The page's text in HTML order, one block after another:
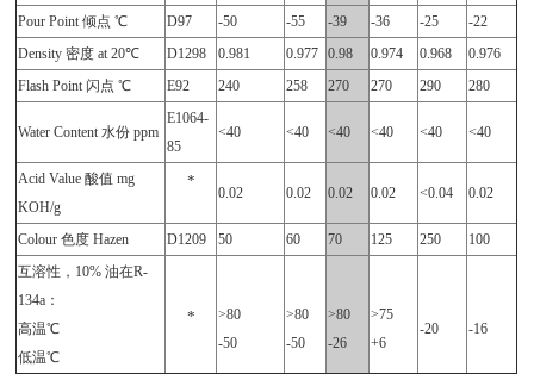
Pour Point 倾点 ℃
D97 -50 -55 -39 -36 -25
-22
Density 密度 at 20℃
D1298 0.981 0.977 0.98 0.974 0.968
0.976
Flash Point 闪点 ℃
E92 240 258 270 270 290 280
Water Content 水份 ppm
E1064-
85
<40 <40 <40 <40 <40 <40
Acid Value 酸值 mg
KOH/g
*
0.02 0.02 0.02 0.02 <0.04 0.02
Colour 色度 Hazen D1209 50 60 70 125 250
100
互溶性，10% 油在R-
134a：
高温℃
低温℃
*
>80
-50
>80
-50
>80
-26
>75
+6
-20 -16